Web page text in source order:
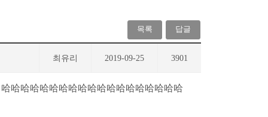
목록 답글
최유리 2019-09-25 3901
哈哈哈哈哈哈哈哈哈哈哈哈哈哈哈哈哈哈哈